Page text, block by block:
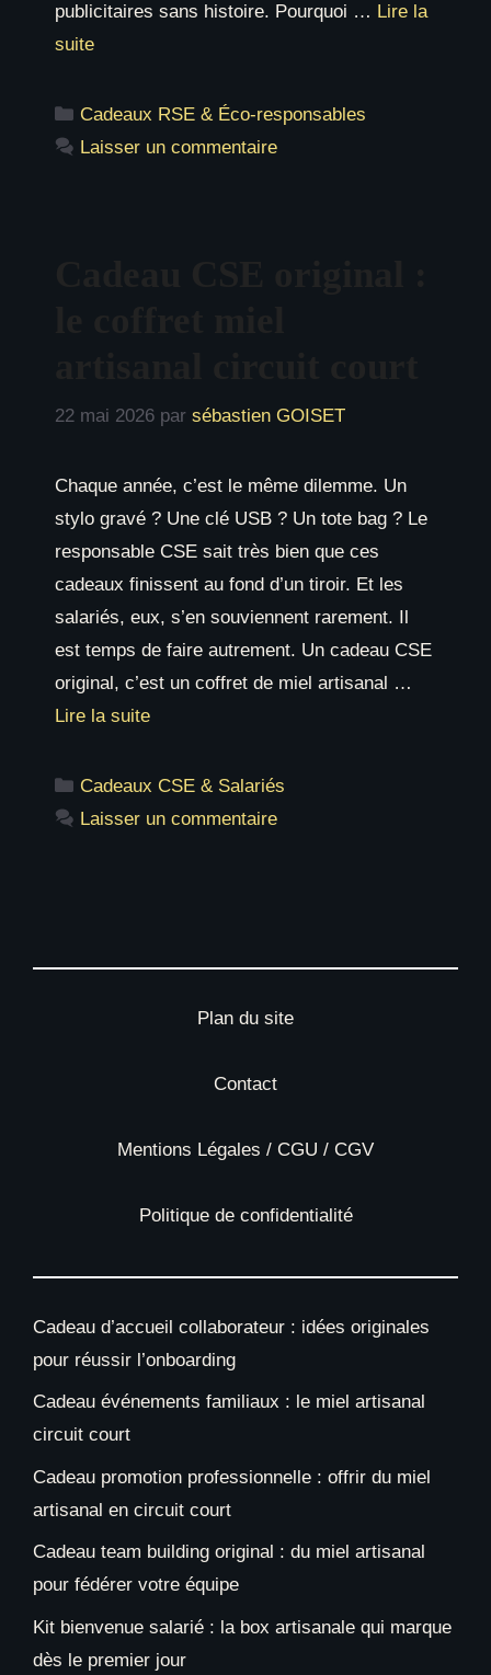
publicitaires sans histoire. Pourquoi … Lire la
suite
Catégories
Cadeaux RSE & Éco-responsables
Laisser un commentaire
22 mai 2026 par sébastien GOISET
Chaque année, c’est le même dilemme. Un
stylo gravé ? Une clé USB ? Un tote bag ? Le
responsable CSE sait très bien que ces
cadeaux finissent au fond d’un tiroir. Et les
salariés, eux, s’en souviennent rarement. Il
est temps de faire autrement. Un cadeau CSE
original, c’est un coffret de miel artisanal …
Lire la suite
Catégories
Cadeaux CSE & Salariés
Laisser un commentaire
Plan du site
Contact
Mentions Légales / CGU / CGV
Politique de confidentialité
Cadeau d’accueil collaborateur : idées originales
pour réussir l’onboarding
Cadeau événements familiaux : le miel artisanal
circuit court
Cadeau promotion professionnelle : offrir du miel
artisanal en circuit court
Cadeau team building original : du miel artisanal
pour fédérer votre équipe
Kit bienvenue salarié : la box artisanale qui marque
dès le premier jour